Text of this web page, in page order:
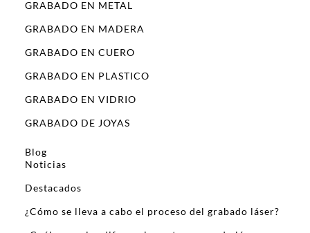
GRABADO EN METAL
GRABADO EN MADERA
GRABADO EN CUERO
GRABADO EN PLASTICO
GRABADO EN VIDRIO
GRABADO DE JOYAS
Blog
Noticias
Destacados
¿Cómo se lleva a cabo el proceso del grabado láser?